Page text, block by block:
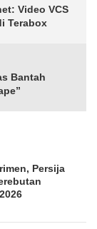
Video VCS
Terabox
Bantah
Persija